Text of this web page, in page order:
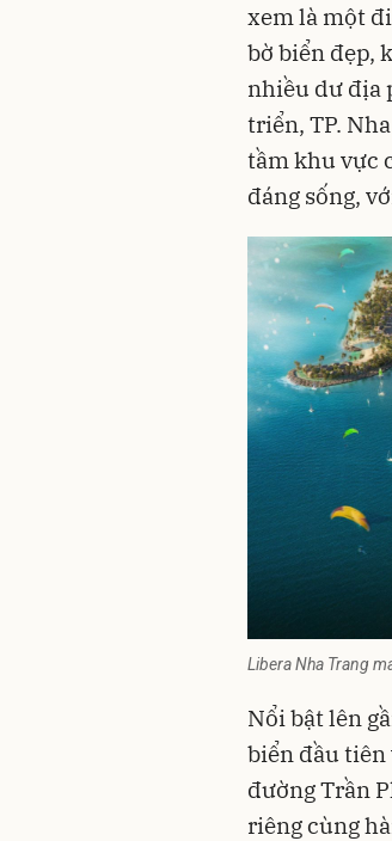
xem là một
bờ biển đẹp,
nhiều dư địa
triển, TP.
tầm khu vực
đáng sống,
Libera Nha Trang
Nổi bật lên
biển đầu tiên
đường Trần
riêng cùng